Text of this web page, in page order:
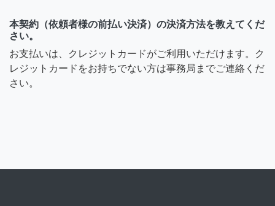
本契約（依頼者様の前払い決済）の決済方法を教えてくだ
さい。
お支払いは、クレジットカードがご利用いただけます。ク
レジットカードをお持ちでない方は事務局までご連絡くだ
さい。